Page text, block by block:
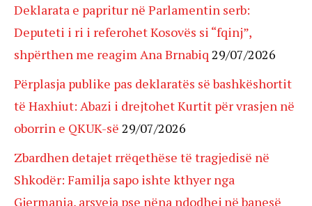
Deklarata e papritur në Parlamentin serb:
Deputeti i ri i referohet Kosovës si “fqinj”,
shpërthen me reagim Ana Brnabiq 29/07/2026
Përplasja publike pas deklaratës së bashkëshortit
të Haxhiut: Abazi i drejtohet Kurtit për vrasjen në
oborrin e QKUK-së 29/07/2026
Zbardhen detajet rrëqethëse të tragjedisë në
Shkodër: Familja sapo ishte kthyer nga
Gjermania, arsyeja pse nëna ndodhej në banesë